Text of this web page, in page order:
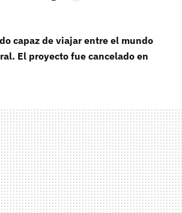
capaz de viajar entre el mundo
El proyecto fue cancelado en